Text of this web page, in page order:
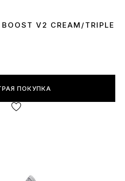
V2 CREAM/TRIPLE
ПОКУПКА